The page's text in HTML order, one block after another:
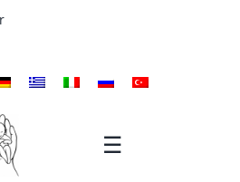
☰